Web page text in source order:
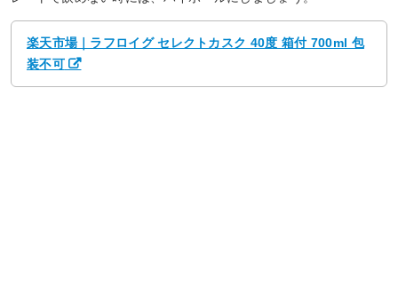
楽天市場｜ラフロイグ セレクトカスク 40度 箱付 700ml 包
装不可